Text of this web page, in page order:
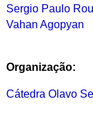
Sergio Paulo
Vahan Agopyan
Organização:
Cátedra Olavo